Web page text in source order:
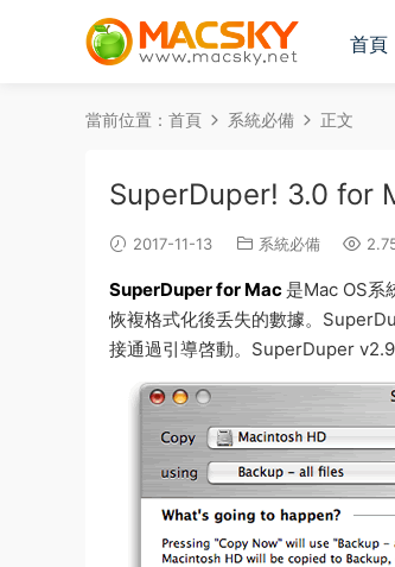
首頁
當前位置： 首頁 系統必備 正文
SuperDuper! 3.0 for
2017-11-13 系統必備
SuperDuper for Mac 是Mac OS系
恢複格式化後丢失的數據。
接通過引導啓動。SuperDuper